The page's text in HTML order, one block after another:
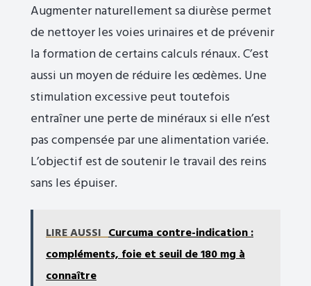
Augmenter naturellement sa diurèse permet
de nettoyer les voies urinaires et de prévenir
la formation de certains calculs rénaux. C’est
aussi un moyen de réduire les œdèmes. Une
stimulation excessive peut toutefois
entraîner une perte de minéraux si elle n’est
pas compensée par une alimentation variée.
L’objectif est de soutenir le travail des reins
sans les épuiser.
LIRE AUSSI Curcuma contre-indication :
compléments, foie et seuil de 180 mg à
connaître